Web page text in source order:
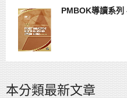
PMBOK導讀系
本分類最新文章